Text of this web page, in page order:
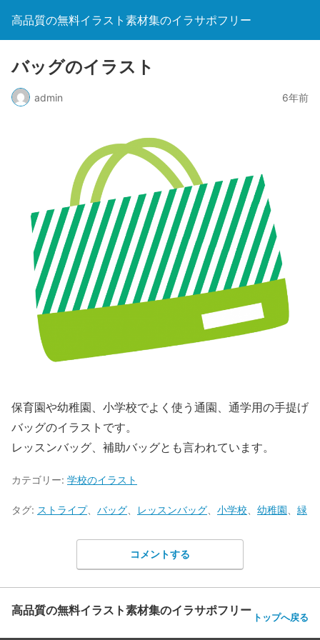
高品質の無料イラスト素材集のイラサポフリー
バッグのイラスト
admin 6年前
保育園や幼稚園、小学校でよく使う通園、通学用の手提げ
バッグのイラストです。
レッスンバッグ、補助バッグとも言われています。
カテゴリー: 学校のイラスト
タグ: ストライプ、 バッグ レッスンバッグ 小学校 幼稚園 緑
コメントする
高品質の無料イラスト素材集のイラサポフリー トップへ戻る